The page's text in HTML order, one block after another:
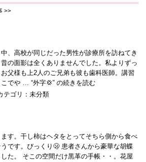
>>
、高校が同じだった男性が診療所を訪ねてき
の面影は全くありませんでした。私よりずっ
父様も上2人のご兄弟も彼も歯科医師。講習
こでや … “外字💢” の続きを読む
テゴリ： 未分類
す。干し柿はヘタをとってそちら側から食べ
です。びっくり🫢 患者さんから豪華な胡蝶
た。 そこの空間だけ黒革の手帳・・。花屋